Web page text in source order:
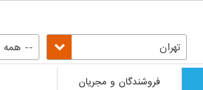
تهران -- همه
فروشندگان و مجریان